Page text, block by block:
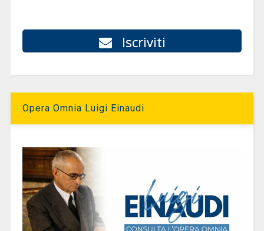
Iscriviti
Opera Omnia Luigi Einaudi